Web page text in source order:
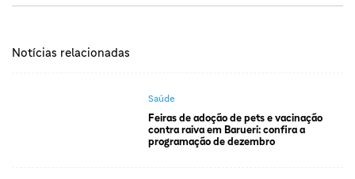
Notícias relacionadas
Saúde
Feiras de adoção de pets e vacinação
contra raiva em Barueri: confira a
programação de dezembro